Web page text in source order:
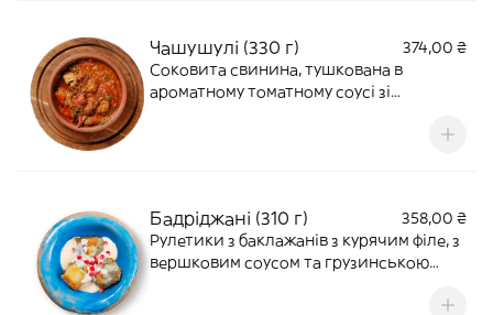
Чашушулі (330 г)
374,00 ₴
Соковита свинина, тушкована в
ароматному томатному соусі зі
Бадріджані (310 г)
358,00 ₴
Рулетики з баклажанів з курячим філе, з
вершковим соусом та грузинською